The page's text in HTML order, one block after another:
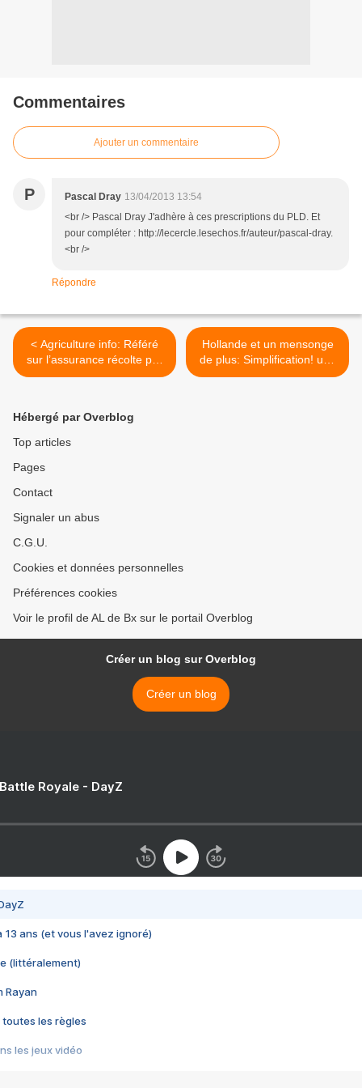
Commentaires
Ajouter un commentaire
P Pascal Dray 13/04/2013 13:54
<br /> Pascal Dray J'adhère à ces prescriptions du PLD. Et
pour compléter : http://lecercle.lesechos.fr/auteur/pascal-dray.
<br />
Répondre
< Agriculture info: Référé
sur l’assurance récolte par
la Cour des Comptes.
Hollande et un mensonge
de plus: Simplification! une
belle usine à gaz onéreuse
Hébergé par Overblog
Top articles
Pages
Contact
Signaler un abus
C.G.U.
Cookies et données personnelles
Préférences cookies
Voir le profil de AL de Bx sur le portail Overblog
Créer un blog sur Overblog
Créer un blog
Royale - DayZ
13 ans (et vous l'avez ignoré)
(littéralement)
Rayan
toutes les règles
les jeux vidéo